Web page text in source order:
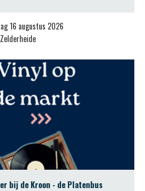
16 augustus 2026
bij de Kroon - de Platenbus